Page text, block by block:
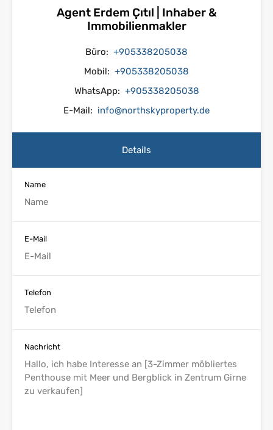
Agent Erdem Çıtıl | Inhaber &
Immobilienmakler
Büro: +905338205038
Mobil: +905338205038
WhatsApp: +905338205038
E-Mail: info@northskyproperty.de
Details
Name
E-Mail
Telefon
Nachricht